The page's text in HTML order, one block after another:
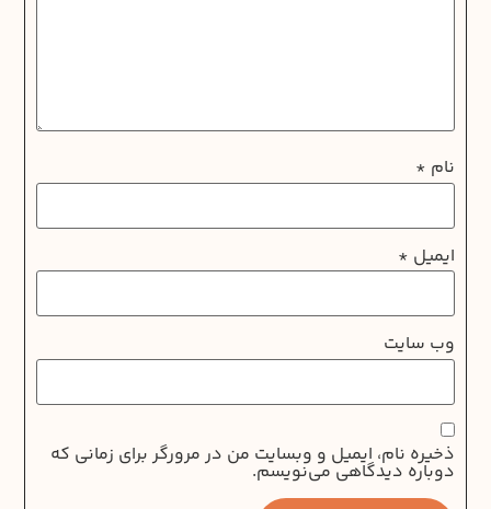
نام *
ایمیل *
وب‌ سایت
ذخیره نام، ایمیل و وبسایت من در مرورگر برای زمانی که
دوباره دیدگاهی می‌نویسم.